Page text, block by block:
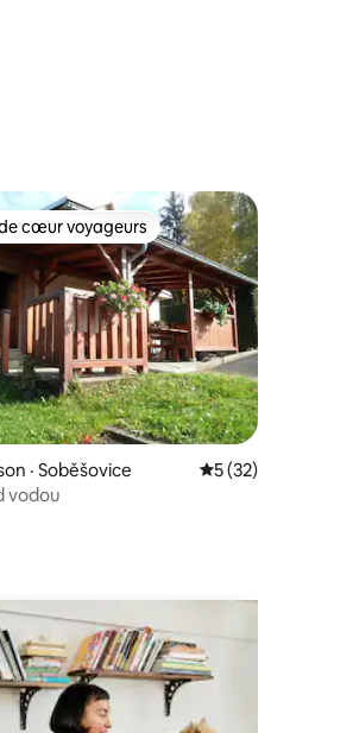
5, 94 commentaires
cœur voyageurs parmi les plus aimés
cœur voyageurs
· Soběšovice Note moyenne de
5 (32)
vodou